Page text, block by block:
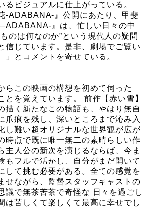
るビジュアルに仕上がっている。
-ADABANA-』公開にあたり、甲斐
』は、忙しい日々の中
のは何なのか”という現代人の疑問
信じています。是非、劇場でご覧い
」とコメントを寄せている。
らこの映画の構想を初めて伺った
とを覚えています。 前作【赤い雪】
描く新たなこの物語も、やはり無自
爪痕を残し、深いところまで沁み入
し難い超オリジナルな世界観が広が
時点で既に唯一無二の素晴らしい作
主人公の新次を演じるならば、今ま
もフルで活かし、自分がまだ開いて
して挑む必要がある。全ての感覚を
せながら、監督スタッフキャストの
議で無茶苦茶で奇怪な 日々を過ごし
は苦しくて楽しくて最高に幸せでし